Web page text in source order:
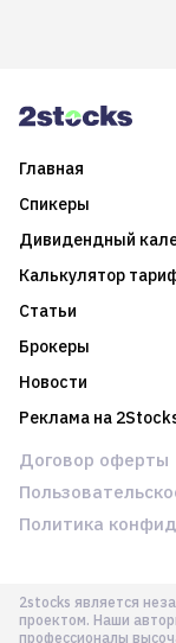
Главная
Спикеры
Дивидендный
Калькулятор
Статьи
Брокеры
Новости
Реклама на
2stocks является
проектом. Наши
профессионалы
Договор оферты
Политика